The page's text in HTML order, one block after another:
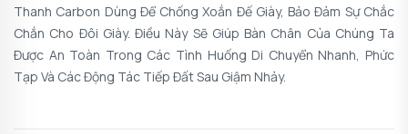
Thanh Carbon Dùng Để Chống Xoắn Đế Giày, Bảo Đảm Sự Chắc
Chắn Cho Đôi Giày. Điều Này Sẽ Giúp Bàn Chân Của Chúng Ta
Được An Toàn Trong Các Tình Huống Di Chuyển Nhanh, Phức
Tạp Và Các Động Tác Tiếp Đất Sau Giậm Nhảy.